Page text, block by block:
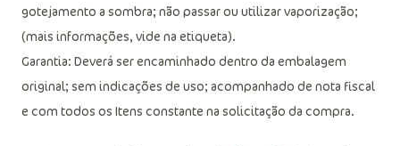
gotejamento a sombra; não passar ou utilizar vaporização;
(mais informações, vide na etiqueta).
Garantia: Deverá ser encaminhado dentro da embalagem
original; sem indicações de uso; acompanhado de nota fiscal
e com todos os Itens constante na solicitação da compra.